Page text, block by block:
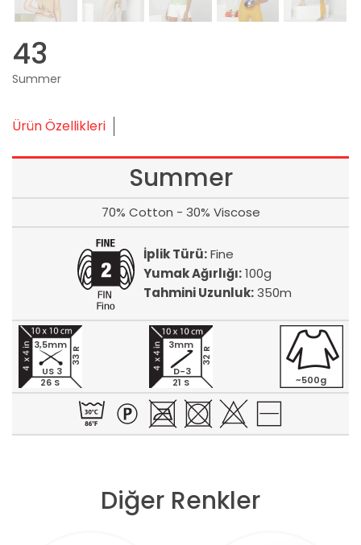
43
Summer
Ürün Özellikleri
Summer
70% Cotton - 30% Viscose
İplik Türü:Fine
Yumak Ağırlığı:100g
Tahmini Uzunluk:350m
26 S
33 R
3,5mm
US 3
21 S
32 R
3mm
D-3
~500g
Diğer Renkler